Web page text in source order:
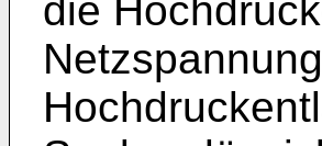
die